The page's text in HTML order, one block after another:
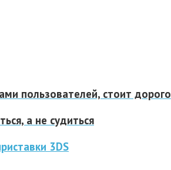
пользователей, стоит дорого
а не судиться
3DS